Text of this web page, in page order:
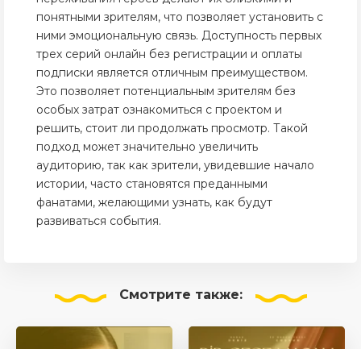
понятными зрителям, что позволяет установить с
ними эмоциональную связь. Доступность первых
трех серий онлайн без регистрации и оплаты
подписки является отличным преимуществом.
Это позволяет потенциальным зрителям без
особых затрат ознакомиться с проектом и
решить, стоит ли продолжать просмотр. Такой
подход может значительно увеличить
аудиторию, так как зрители, увидевшие начало
истории, часто становятся преданными
фанатами, желающими узнать, как будут
развиваться события.
Смотрите также: